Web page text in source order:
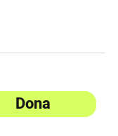
Dona